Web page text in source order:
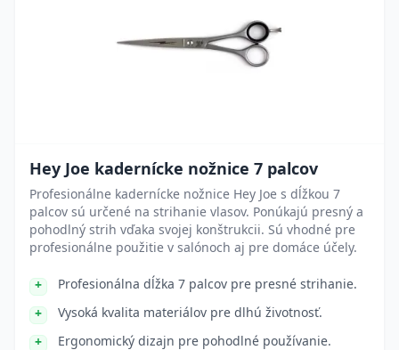
Hey Joe kadernícke nožnice 7 palcov
Profesionálne kadernícke nožnice Hey Joe s dĺžkou 7
palcov sú určené na strihanie vlasov. Ponúkajú presný a
pohodlný strih vďaka svojej konštrukcii. Sú vhodné pre
profesionálne použitie v salónoch aj pre domáce účely.
Profesionálna dĺžka 7 palcov pre presné strihanie.
Vysoká kvalita materiálov pre dlhú životnosť.
Ergonomický dizajn pre pohodlné používanie.